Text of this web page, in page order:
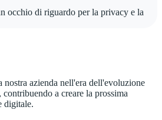
occhio di riguardo per la privacy e la
azienda nell'era dell'evoluzione
a creare la prossima
digitale.